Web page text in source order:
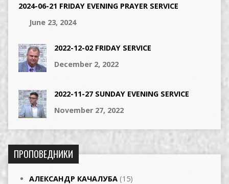
2024-06-21 FRIDAY EVENING PRAYER SERVICE
June 23, 2024
2022-12-02 FRIDAY SERVICE
December 2, 2022
2022-11-27 SUNDAY EVENING SERVICE
November 27, 2022
ПРОПОВЕДНИКИ
АЛЕКСАНДР КАЧАЛУБА (15)